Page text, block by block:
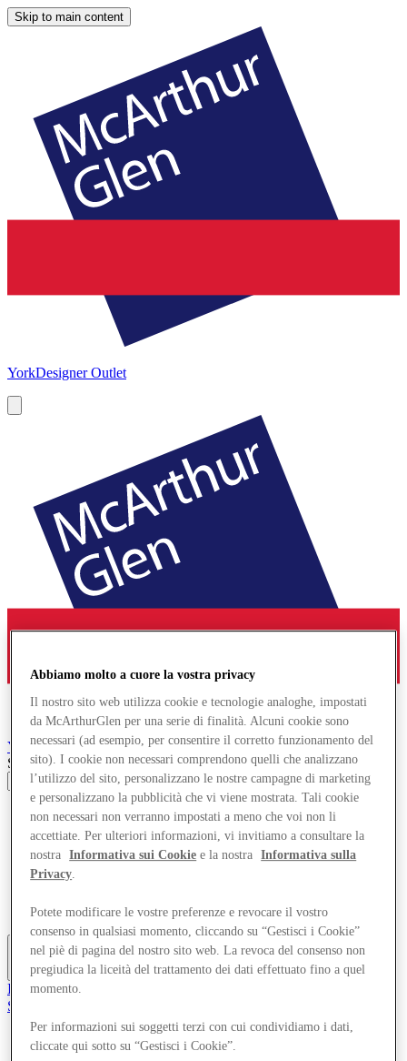
Skip to main content
YorkDesigner Outlet
YorkDesigner Outlet
Search input
Negozi
Offerte
Cosa c'è in programma
Mangia e Bevi
Servizi
Altro
Il Club
Salvata
it
Negozi
Abbiamo molto a cuore la vostra privacy
Il nostro sito web utilizza cookie e tecnologie analoghe, impostati
da McArthurGlen per una serie di finalità. Alcuni cookie sono
necessari (ad esempio, per consentire il corretto funzionamento del
sito). I cookie non necessari comprendono quelli che analizzano
l’utilizzo del sito, personalizzano le nostre campagne di marketing
e personalizzano la pubblicità che vi viene mostrata. Tali cookie
non necessari non verranno impostati a meno che voi non li
accettiate. Per ulteriori informazioni, vi invitiamo a consultare la
nostra
Informativa sui Cookie e la nostra
Informativa sulla
Privacy
Potete modificare le vostre preferenze e revocare il vostro
consenso in qualsiasi momento, cliccando su “Gestisci i Cookie”
nel piè di pagina del nostro sito web. La revoca del consenso non
pregiudica la liceità del trattamento dei dati effettuato fino a quel
momento.
Per informazioni sui soggetti terzi con cui condividiamo i dati,
cliccate qui sotto su “Gestisci i Cookie”.